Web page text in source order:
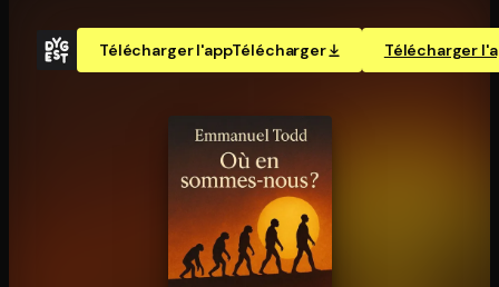
Télécharger l'appTélécharger Télécharger